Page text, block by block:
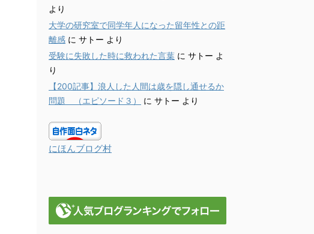
より
大学の研究室で同学年人になった留年性との距
離感 に サトー より
受験に失敗した時に救われた言葉 に サトー よ
り
【200記事】浪人した人間は歳を隠し通せるか
問題 （エピソード３）
に サトー より
にほんブログ村